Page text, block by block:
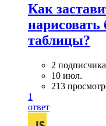
Как
нарисовать
таблицы?
2 подписчика
10 июл.
213
1
ответ